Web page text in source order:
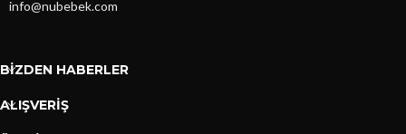
info@nubebek.com
BIZDEN HABERLER
ALIŞVERİŞ